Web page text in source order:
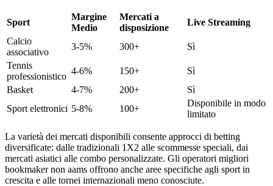
Sport
Margine
Medio
Mercati a
disposizione
Live Streaming
Calcio
associativo
3-5% 300+
Sì
Tennis
professionistico
4-6% 150+
Sì
Basket
4-7% 200+
Sì
Sport elettronici 5-8% 100+
Disponibile in modo
limitato
La varietà dei mercati disponibili consente approcci di betting
diversificate: dalle tradizionali 1X2 alle scommesse speciali, dai
mercati asiatici alle combo personalizzate. Gli operatori migliori
bookmaker non aams offrono anche aree specifiche agli sport in
crescita e alle tornei internazionali meno conosciute.